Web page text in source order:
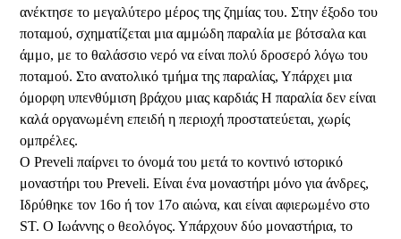
ανέκτησε το μεγαλύτερο μέρος της ζημίας του. Στην έξοδο του
ποταμού, σχηματίζεται μια αμμώδη παραλία με βότσαλα και
άμμο, με το θαλάσσιο νερό να είναι πολύ δροσερό λόγω του
ποταμού. Στο ανατολικό τμήμα της παραλίας, Υπάρχει μια
όμορφη υπενθύμιση βράχου μιας καρδιάς Η παραλία δεν είναι
καλά οργανωμένη επειδή η περιοχή προστατεύεται, χωρίς
ομπρέλες.
Ο Preveli παίρνει το όνομά του μετά το κοντινό ιστορικό
μοναστήρι του Preveli. Είναι ένα μοναστήρι μόνο για άνδρες,
Ιδρύθηκε τον 16ο ή τον 17ο αιώνα, και είναι αφιερωμένο στο
ST. Ο Ιωάννης ο θεολόγος. Υπάρχουν δύο μοναστήρια, το